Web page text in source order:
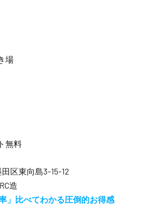
場
無料
東向島3-15-12
造
」比べてわかる圧倒的お得感